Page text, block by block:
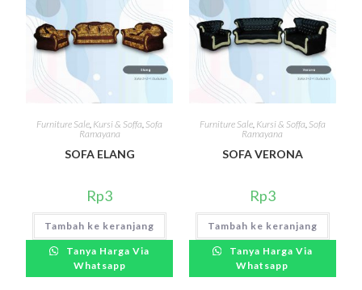
Furniture Sale, Kursi & Soffa, Sofa
Ramayana
SOFA ELANG
Rp3
Tambah ke keranjang
Tanya Harga Via
Whatsapp
Furniture Sale, Kursi & Soffa, Sofa
Ramayana
SOFA VERONA
Rp3
Tambah ke keranjang
Tanya Harga Via
Whatsapp